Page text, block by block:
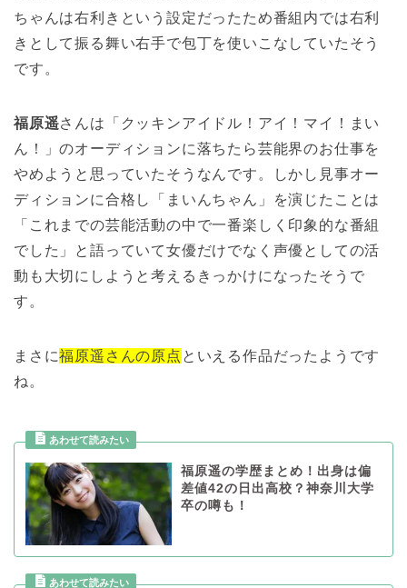
ちゃんは右利きという設定だったため番組内では右利
きとして振る舞い右手で包丁を使いこなしていたそう
です。
福原遥さんは「クッキンアイドル！アイ！マイ！まい
ん！」のオーディションに落ちたら芸能界のお仕事を
やめようと思っていたそうなんです。しかし見事オー
ディションに合格し「まいんちゃん」を演じたことは
「これまでの芸能活動の中で一番楽しく印象的な番組
でした」と語っていて女優だけでなく声優としての活
動も大切にしようと考えるきっかけになったそうで
す。
まさに福原遥さんの原点 といえる作品だったようです
ね。
福原遥の学歴まとめ！出身は偏
差値42の日出高校？神奈川大学
卒の噂も！